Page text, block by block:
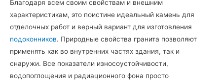
Благодаря всем своим свойствам и внешним
характеристикам, это поистине идеальный камень для
отделочных работ и верный вариант для изготовления
подоконников. Природные свойства гранита позволяют
применять как во внутренних частях здания, так и
снаружи. Все показатели износоустойчивости,
водопоглощения и радиационного фона просто